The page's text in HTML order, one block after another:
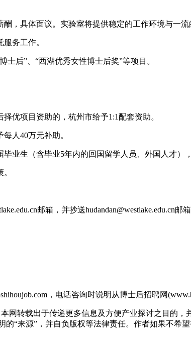
，具体面议。实验室将提供稳定的工作环境与一
务工作。
后”、“西湖优秀女性博士后奖”等项目。
优项目资助的，杭州市给予1:1配套资助。
人40万元补助。
业生（含毕业5年内的回国留学人员、外国人才）
邮箱，并抄送
，电话咨询时说明从博士后招聘网
网转载出于传递更多信息及方便产业探讨之目的
“来源”，并自负版权等法律责任。作者如果不希